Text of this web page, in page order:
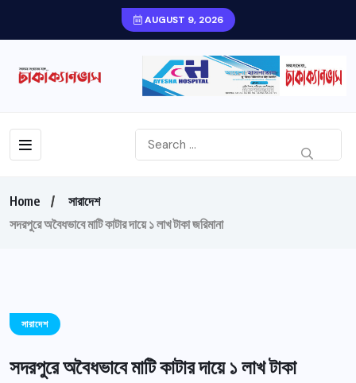
AUGUST 9, 2026
Home
সারাদেশ
সদরপুরে অবৈধভাবে মাটি কাটার দায়ে ১ লাখ টাকা জরিমানা
সারাদেশ
সদরপুরে অবৈধভাবে মাটি কাটার দায়ে ১ লাখ টাকা